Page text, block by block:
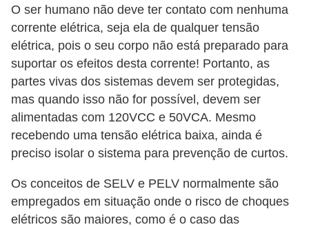
O ser humano não deve ter contato com nenhuma
corrente elétrica, seja ela de qualquer tensão
elétrica, pois o seu corpo não está preparado para
suportar os efeitos desta corrente! Portanto, as
partes vivas dos sistemas devem ser protegidas,
mas quando isso não for possível, devem ser
alimentadas com 120VCC e 50VCA. Mesmo
recebendo uma tensão elétrica baixa, ainda é
preciso isolar o sistema para prevenção de curtos.
Os conceitos de SELV e PELV normalmente são
empregados em situação onde o risco de choques
elétricos são maiores, como é o caso das
c
ê
m
e
m
o
–
l
e